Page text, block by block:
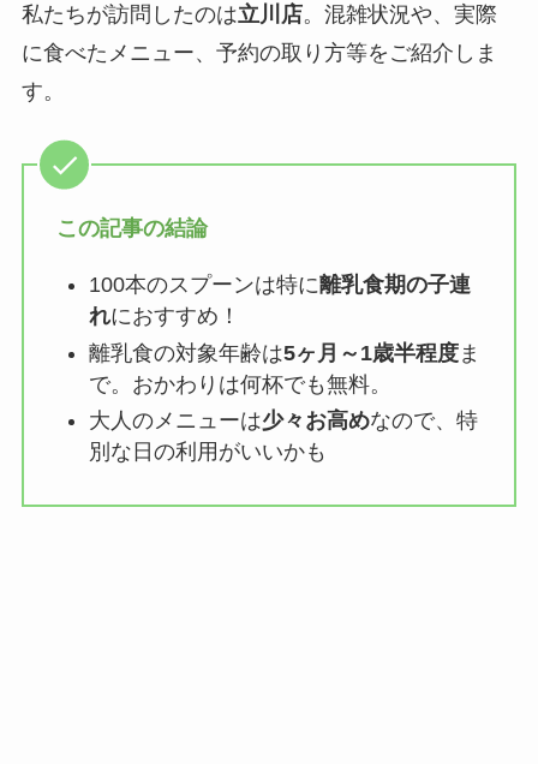
私たちが訪問したのは立川店。混雑状況や、実際
に食べたメニュー、予約の取り方等をご紹介しま
す。
この記事の結論
100本のスプーンは特に離乳食期の子連
れにおすすめ！
離乳食の対象年齢は5ヶ月～1歳半程度ま
で。おかわりは何杯でも無料。
大人のメニューは少々お高めなので、特
別な日の利用がいいかも